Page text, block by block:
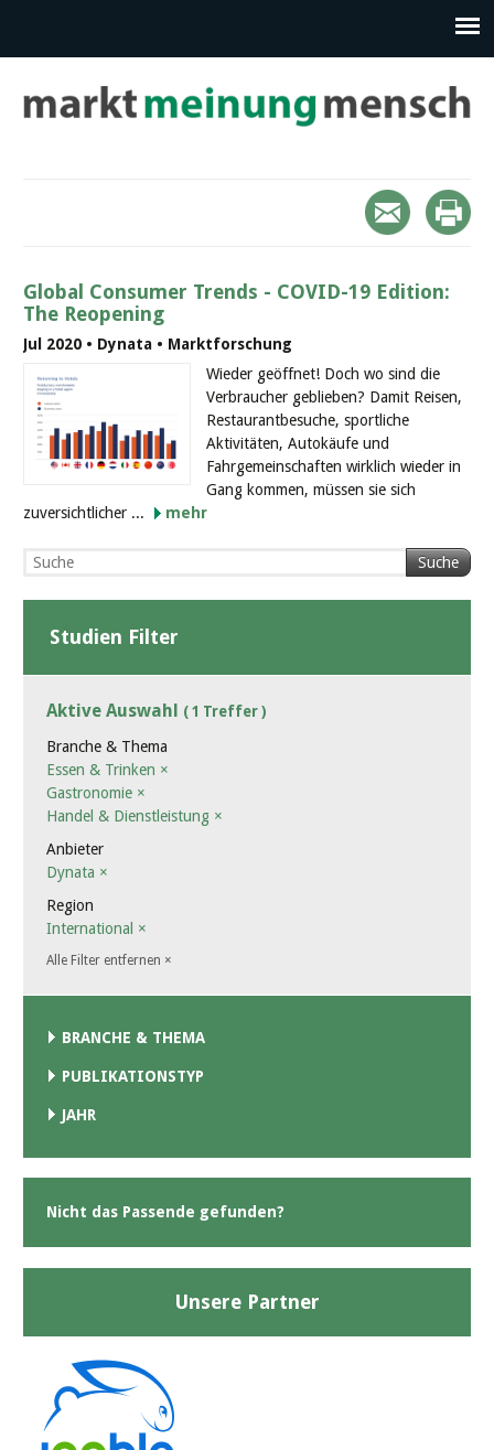
Global Consumer Trends - COVID-19 Edition:
The Reopening
Jul 2020 • Dynata • Marktforschung
Wieder geöffnet! Doch wo sind die
Verbraucher geblieben? Damit Reisen,
Restaurantbesuche, sportliche
Aktivitäten, Autokäufe und
Fahrgemeinschaften wirklich wieder in
Gang kommen, müssen sie sich
zuversichtlicher ...
mehr
Suche
Studien Filter
Aktive Auswahl ( 1 Treffer )
Branche & Thema
Essen & Trinken ×
Gastronomie ×
Handel & Dienstleistung ×
Anbieter
Dynata ×
Region
International ×
Alle Filter entfernen ×
BRANCHE & THEMA
PUBLIKATIONSTYP
JAHR
Nicht das Passende gefunden?
Unsere Partner